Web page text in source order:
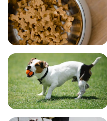
食事
トレーニング